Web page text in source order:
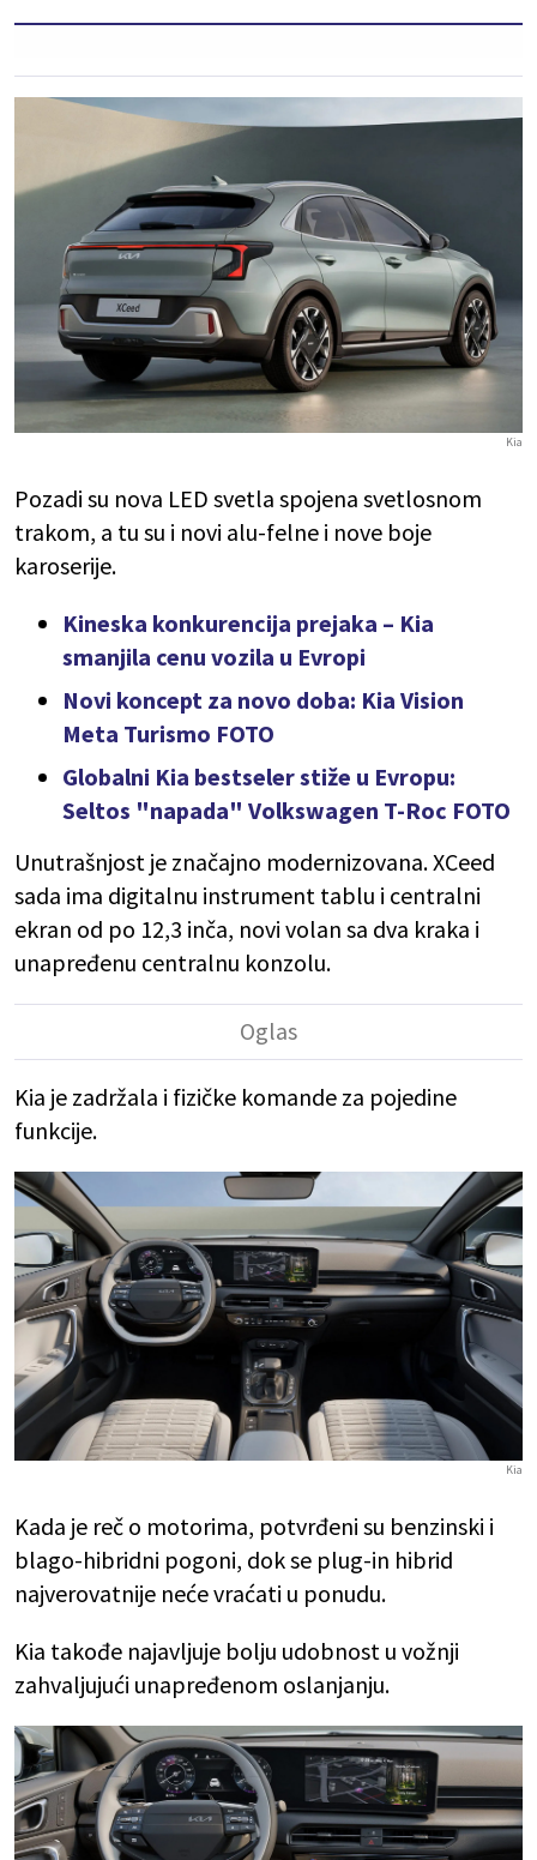
Kia
Pozadi su nova LED svetla spojena svetlosnom
trakom, a tu su i novi alu-felne i nove boje
karoserije.
Kineska konkurencija prejaka – Kia
smanjila cenu vozila u Evropi
Novi koncept za novo doba: Kia Vision
Meta Turismo FOTO
Globalni Kia bestseler stiže u Evropu:
Seltos "napada" Volkswagen T-Roc FOTO
Unutrašnjost je značajno modernizovana. XCeed
sada ima digitalnu instrument tablu i centralni
ekran od po 12,3 inča, novi volan sa dva kraka i
unapređenu centralnu konzolu.
Kia je zadržala i fizičke komande za pojedine
funkcije.
Kia
Kada je reč o motorima, potvrđeni su benzinski i
blago-hibridni pogoni, dok se plug-in hibrid
najverovatnije neće vraćati u ponudu.
Kia takođe najavljuje bolju udobnost u vožnji
zahvaljujući unapređenom oslanjanju.